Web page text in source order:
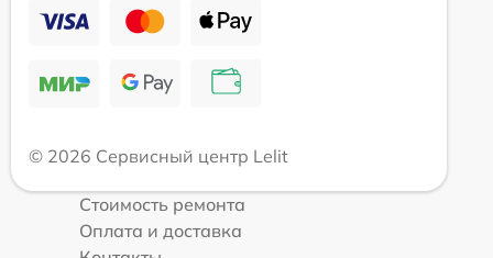
© 2026 Сервисный центр Lelit
Стоимость ремонта
Оплата и доставка